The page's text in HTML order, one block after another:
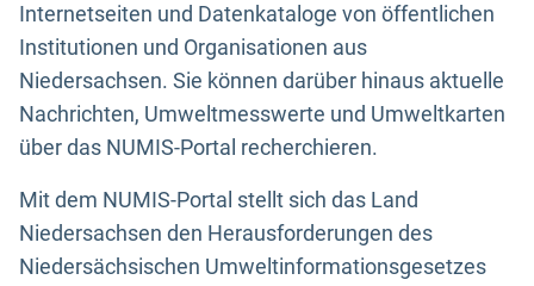
Internetseiten und Datenkataloge von öffentlichen
Institutionen und Organisationen aus
Niedersachsen. Sie können darüber hinaus aktuelle
Nachrichten, Umweltmesswerte und Umweltkarten
über das NUMIS-Portal recherchieren.
Mit dem NUMIS-Portal stellt sich das Land
Niedersachsen den Herausforderungen des
Niedersächsischen Umweltinformationsgesetzes